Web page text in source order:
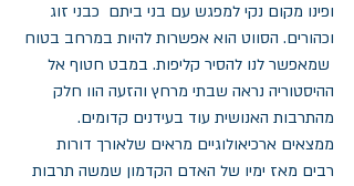
ופינו מקום נקי למפגש עם בני ביתם  כבני זוג
וכהורים. הסווט הוא אפשרות להיות במרחב בטוח
שמאפשר לנו להסיר קליפות. במבט חטוף אל
ההיסטוריה נראה שבתי מרחץ והזעה הוו חלק
מהתרבות האנושית עוד בעידנים קדומים.
ממצאים ארכיאולוגיים מראים שלאורך דורות
רבים מאז ימיו של האדם הקדמון שמשה תרבות